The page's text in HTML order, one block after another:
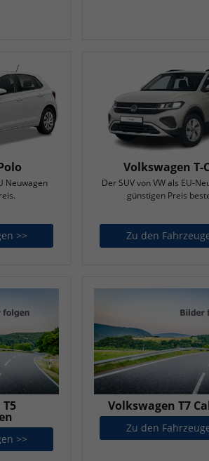
Neuwagen
>>
Volkswagen T-
Der SUV von VW als EU-
günstigen Preis
Zu den
>> Volkswagen T5 Kastenwagen
Volkswagen T7
Zu den